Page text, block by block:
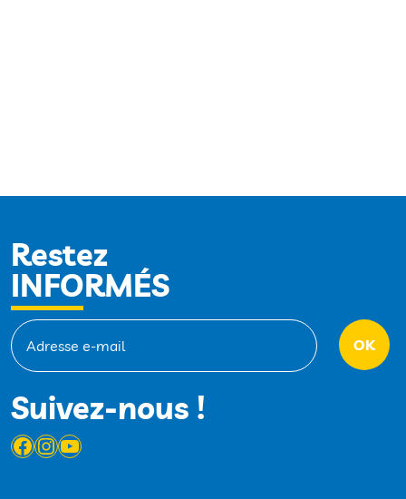
Restez
INFORMÉS
Suivez-nous !
Facebook
Instagram
YouTube